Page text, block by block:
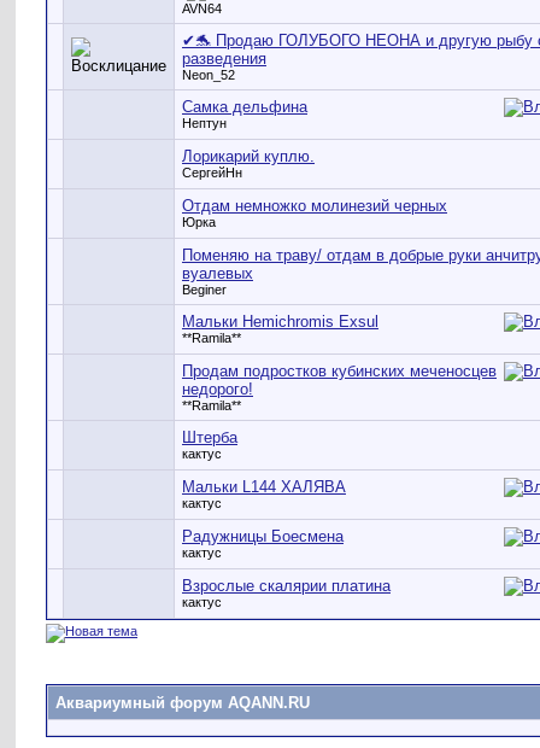
AVN64
✔🐬 Продаю ГОЛУБОГО НЕОНА и другую рыбу
разведения
Neon_52
Cамка дельфина
Нептун
Лорикарий куплю.
СергейНн
Отдам немножко молинезий черных
Юрка
Поменяю на траву/ отдам в добрые руки
вуалевых
Beginer
Мальки Hemichromis Exsul
**Ramila**
Продам подростков кубинских меченосцев
недорого!
**Ramila**
Штерба
кактус
Мальки L144 ХАЛЯВА
кактус
Радужницы Боесмена
кактус
Взрослые скалярии платина
кактус
Аквариумный форум AQANN.RU